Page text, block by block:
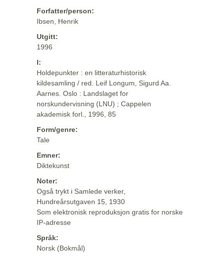
Forfatter/person:
Ibsen, Henrik
Utgitt:
1996
I:
Holdepunkter : en litteraturhistorisk
kildesamling / red. Leif Longum, Sigurd Aa.
Aarnes. Oslo : Landslaget for
norskundervisning (LNU) ; Cappelen
akademisk forl., 1996, 85
Form/genre:
Tale
Emner:
Diktekunst
Noter:
Også trykt i Samlede verker,
Hundreårsutgaven 15, 1930
Som elektronisk reproduksjon gratis for norske
IP-adresse
Språk:
Norsk (Bokmål)